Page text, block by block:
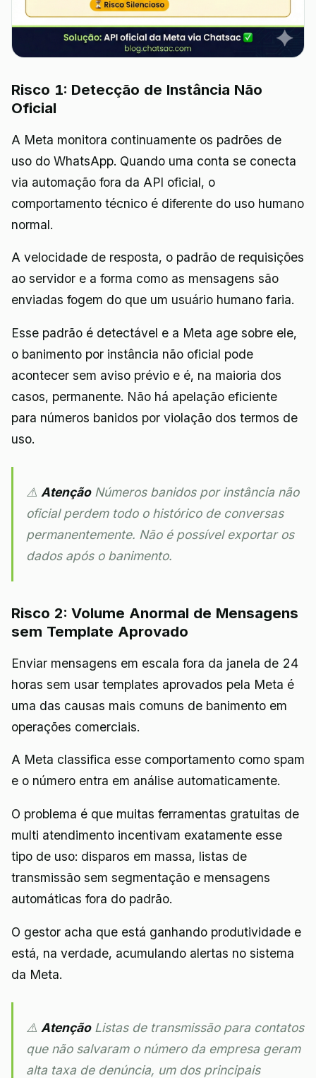
Risco 1: Detecção de Instância Não
Oficial
A Meta monitora continuamente os padrões de
uso do WhatsApp. Quando uma conta se conecta
via automação fora da API oficial, o
comportamento técnico é diferente do uso humano
normal.
A velocidade de resposta, o padrão de requisições
ao servidor e a forma como as mensagens são
enviadas fogem do que um usuário humano faria.
Esse padrão é detectável e a Meta age sobre ele,
o banimento por instância não oficial pode
acontecer sem aviso prévio e é, na maioria dos
casos, permanente. Não há apelação eficiente
para números banidos por violação dos termos de
uso.
⚠️ AtençãoNúmeros banidos por instância não
oficial perdem todo o histórico de conversas
permanentemente. Não é possível exportar os
dados após o banimento.
Risco 2: Volume Anormal de Mensagens
sem Template Aprovado
Enviar mensagens em escala fora da janela de 24
horas sem usar templates aprovados pela Meta é
uma das causas mais comuns de banimento em
operações comerciais.
A Meta classifica esse comportamento como spam
e o número entra em análise automaticamente.
O problema é que muitas ferramentas gratuitas de
multi atendimento incentivam exatamente esse
tipo de uso: disparos em massa, listas de
transmissão sem segmentação e mensagens
automáticas fora do padrão.
O gestor acha que está ganhando produtividade e
está, na verdade, acumulando alertas no sistema
da Meta.
⚠️ AtençãoListas de transmissão para contatos
que não salvaram o número da empresa geram
alta taxa de denúncia, um dos principais